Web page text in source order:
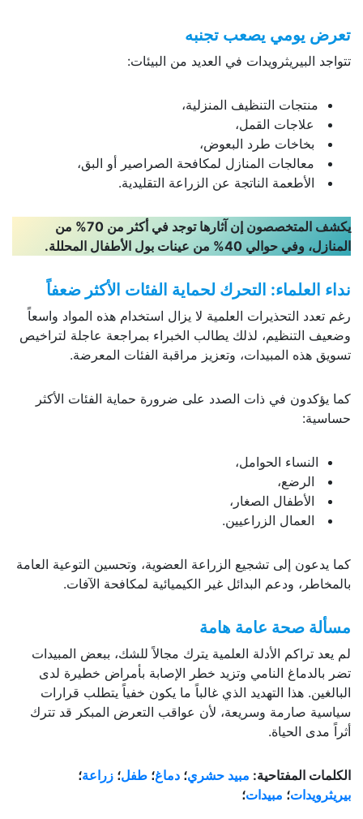
تعرض يومي يصعب تجنبه
تتواجد البيريثرويدات في العديد من البيئات:
منتجات التنظيف المنزلية،
علاجات القمل،
بخاخات طرد البعوض،
معالجات المنازل لمكافحة الصراصير أو البق،
الأطعمة الناتجة عن الزراعة التقليدية.
يكشف المتخصصون إن آثارها توجد في أكثر من 70% من
المنازل، وفي حوالي 40% من عينات بول الأطفال المحللة.
نداء العلماء: التحرك لحماية الفئات الأكثر ضعفاً
رغم تعدد التحذيرات العلمية لا يزال استخدام هذه المواد واسعاً
وضعيف التنظيم، لذلك يطالب الخبراء بمراجعة عاجلة لتراخيص
تسويق هذه المبيدات، وتعزيز مراقبة الفئات المعرضة.
كما يؤكدون في ذات الصدد على ضرورة حماية الفئات الأكثر
حساسية:
النساء الحوامل،
الرضع،
الأطفال الصغار،
العمال الزراعيين.
كما يدعون إلى تشجيع الزراعة العضوية، وتحسين التوعية العامة
بالمخاطر، ودعم البدائل غير الكيميائية لمكافحة الآفات.
مسألة صحة عامة هامة
لم يعد تراكم الأدلة العلمية يترك مجالاً للشك، ببعض المبيدات
تضر بالدماغ النامي وتزيد خطر الإصابة بأمراض خطيرة لدى
البالغين. هذا التهديد الذي غالباً ما يكون خفياً يتطلب قرارات
سياسية صارمة وسريعة، لأن عواقب التعرض المبكر قد تترك
أثراً مدى الحياة.
الكلمات المفتاحية: مبيد حشري؛ دماغ؛ طفل؛ زراعة؛
بيريثرويدات؛ مبيدات؛